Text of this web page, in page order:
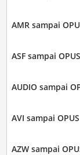
AMR sampai
ASF sampai OPUS
AUDIO sampai
AVI sampai OPUS
AZW sampai